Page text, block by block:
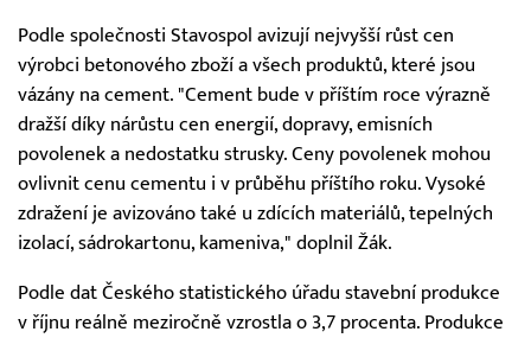
Podle společnosti Stavospol avizují nejvyšší růst cen
výrobci betonového zboží a všech produktů, které jsou
vázány na cement. "Cement bude v příštím roce výrazně
dražší díky nárůstu cen energií, dopravy, emisních
povolenek a nedostatku strusky. Ceny povolenek mohou
ovlivnit cenu cementu i v průběhu příštího roku. Vysoké
zdražení je avizováno také u zdících materiálů, tepelných
izolací, sádrokartonu, kameniva," doplnil Žák.
Podle dat Českého statistického úřadu stavební produkce
v říjnu reálně meziročně vzrostla o 3,7 procenta. Produkce